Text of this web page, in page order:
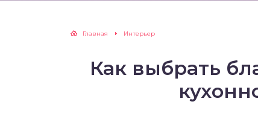
Главная Интерьер
Как выбрать